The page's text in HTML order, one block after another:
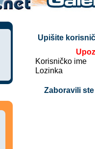
Upišite
Korisničko ime
Lozinka
Zaboravili